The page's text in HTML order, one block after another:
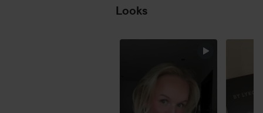
intensivere den metalliske gløden.
Looks